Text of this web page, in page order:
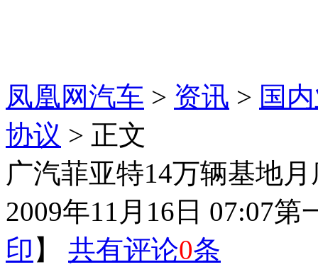
凤凰网汽车 > 资讯 > 国
协议 > 正文
广汽菲亚特14万辆基地
2009年11月16日 07:07第
印 】 共有评论0条